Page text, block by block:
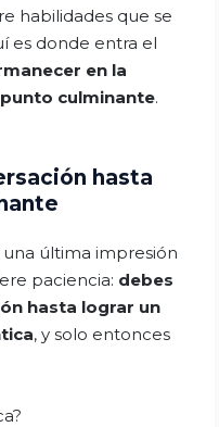
habilidades que se
es donde entra el
en la
culminante.
hasta
última impresión
paciencia: debes
hasta lograr un
, y solo entonces